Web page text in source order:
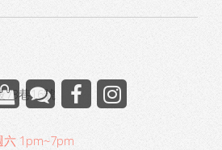
73巷16號
1pm~7pm